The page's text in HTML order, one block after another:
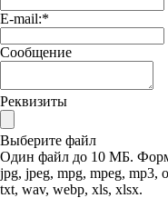
E-mail:*
Сообщение
Реквизиты
Выберите файл
Один файл до 10 МБ.
jpg, jpeg, mpg, mpeg, mp3,
txt, wav, webp, xls, xlsx.